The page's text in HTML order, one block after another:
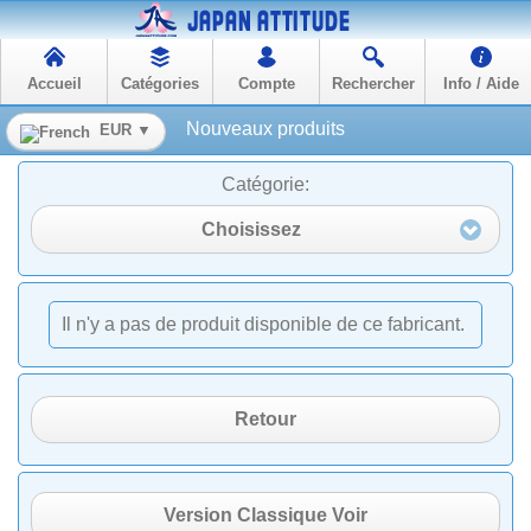
Accueil Catégories Compte Rechercher Info / Aide
EUR ▼ Nouveaux produits
Catégorie:
Choisissez
Il n'y a pas de produit disponible de ce fabricant.
Retour
Version Classique Voir